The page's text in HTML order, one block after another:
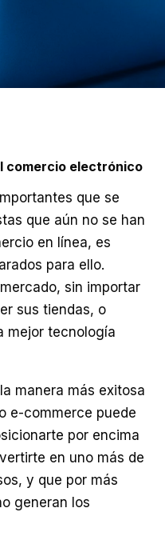
comercio electrónico
que se
que aún no se han
en línea, es
para ello.
sin importar
sus tiendas, o
mejor tecnología
manera más exitosa
e-commerce puede
por encima
en uno más de
y que por más
generan los